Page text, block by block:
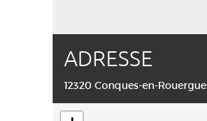
ADRESSE
12320 Conques-en-Rouergue